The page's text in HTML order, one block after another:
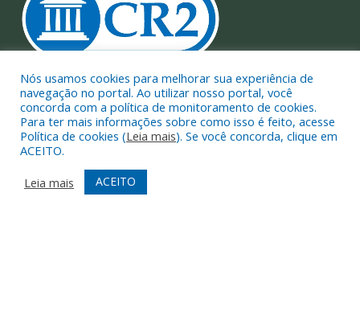
Muito mais que criar siteousistema para prefeituras!
Realizamos umaassessoriacompleta, onde garantimos em
contrato que todas as exigências dasleis de transparência
públicaserão atendidas.
Conheça o PNTPe o Radar da Transparência Pública
Nós usamos cookies para melhorar sua experiência de
navegação no portal. Ao utilizar nosso portal, você
concorda com a política de monitoramento de cookies.
Para ter mais informações sobre como isso é feito, acesse
Política de cookies (Leia mais). Se você concorda, clique em
ACEITO.
Leia mais
ACEITO